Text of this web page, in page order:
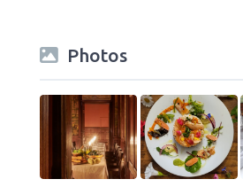
Photos